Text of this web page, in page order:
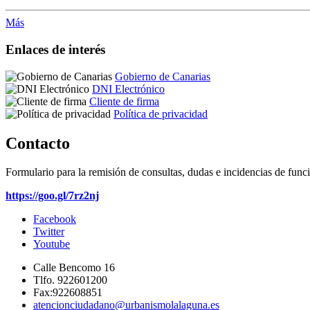
Más
Enlaces de interés
Gobierno de Canarias
DNI Electrónico
Cliente de firma
Política de privacidad
Contacto
Formulario para la remisión de consultas, dudas e incidencias de
https://goo.gl/7rz2nj
Facebook
Twitter
Youtube
Calle Bencomo 16
Tlfo. 922601200
Fax:922608851
atencionciudadano@urbanismolalaguna.es